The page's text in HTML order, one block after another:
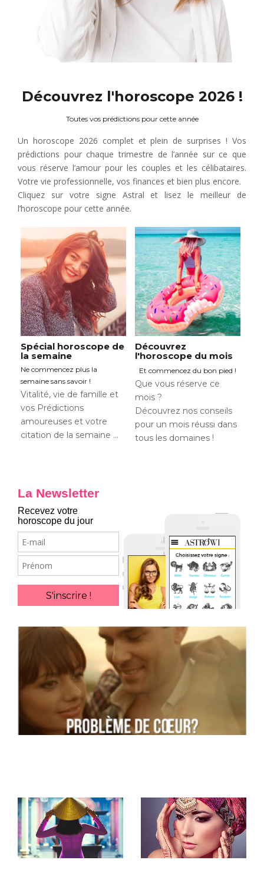
Découvrez l'horoscope 2026 !
Toutes vos prédictions pour cette année
Un horoscope 2026 complet et plein de surprises ! Vos
prédictions pour chaque trimestre de l’année sur ce que
vous réserve l’amour pour les couples et les célibataires.
Votre vie professionnelle, vos finances et bien plus encore.
Cliquez sur votre signe Astral et lisez le meilleur de
l’horoscope pour cette année.
Spécial horoscope de
la semaine
Ne commencez plus la
semaine sans savoir !
Vitalité, vie de famille et
vos Prédictions
amoureuses et votre
citation de la semaine …
Découvrez
l'horoscope du mois
Et commencez du bon pied !
Que vous réserve ce
mois ?
Découvrez nos conseils
pour un mois réussi dans
tous les domaines !
La Newsletter
Recevez votre
horoscope du jour
E-
mail
Prénom
S'inscrire !